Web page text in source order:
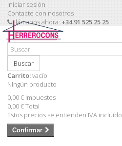
Iniciar sesión
Contacte con nosotros
Llámanos ahora: +34 91 525 25 25
Buscar
Carrito:vacío
Ningún producto
0,00 € Impuestos
0,00 €Total
Estos precios se entienden IVA incluído
Confirmar